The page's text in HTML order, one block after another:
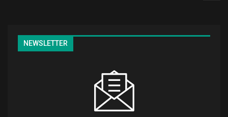
NEWSLETTER